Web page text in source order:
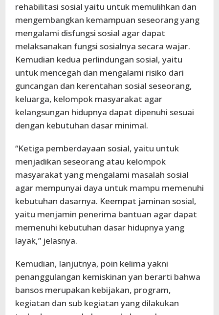
rehabilitasi sosial yaitu untuk memulihkan dan
mengembangkan kemampuan seseorang yang
mengalami disfungsi sosial agar dapat
melaksanakan fungsi sosialnya secara wajar.
Kemudian kedua perlindungan sosial, yaitu
untuk mencegah dan mengalami risiko dari
guncangan dan kerentahan sosial seseorang,
keluarga, kelompok masyarakat agar
kelangsungan hidupnya dapat dipenuhi sesuai
dengan kebutuhan dasar minimal.
“Ketiga pemberdayaan sosial, yaitu untuk
menjadikan seseorang atau kelompok
masyarakat yang mengalami masalah sosial
agar mempunyai daya untuk mampu memenuhi
kebutuhan dasarnya. Keempat jaminan sosial,
yaitu menjamin penerima bantuan agar dapat
memenuhi kebutuhan dasar hidupnya yang
layak,” jelasnya.
Kemudian, lanjutnya, poin kelima yakni
penanggulangan kemiskinan yan berarti bahwa
bansos merupakan kebijakan, program,
kegiatan dan sub kegiatan yang dilakukan